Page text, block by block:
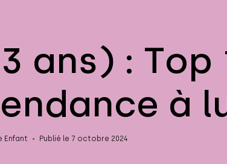
ans) : Top
à
Enfant Publié le 7 octobre 2024